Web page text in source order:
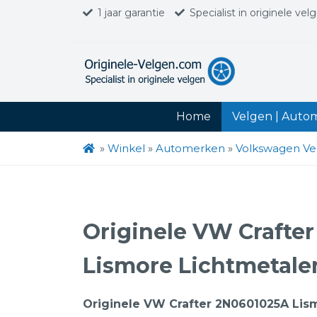
1 jaar garantie Specialist in originele
Home Velgen |
» Winkel » Automerken » Volkswagen
Originele VW Crafter
Lismore
Originele VW Crafter 2N0601025A